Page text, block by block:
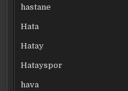
hastane
Hata
Hatay
Hatayspor
hava